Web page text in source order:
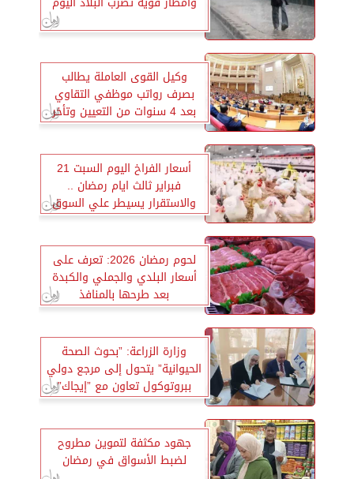
وكيل القوى العاملة يطالب
بصرف رواتب موظفي التقاوي
بعد 4 سنوات من التعيين وتأخر
التنفيذ
أسعار الفراخ اليوم السبت 21
فبراير ثالث ايام رمضان ..
والاستقرار يسيطر علي السوق
لحوم رمضان 2026: تعرف على
أسعار البلدي والجملي والكبدة
بعد طرحها بالمنافذ
وزارة الزراعة: ”بحوث الصحة
الحيوانية” يتحول إلى مرجع دولي
ببروتوكول تعاون مع ”إيجاك”
جهود مكثفة لتموين مطروح
لضبط الأسواق في رمضان